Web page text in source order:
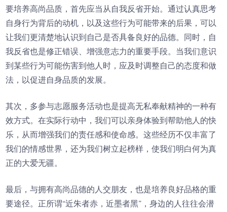
要培养高尚品质，首先应当从自我反省开始。通过认真思考
自身行为背后的动机，以及这些行为可能带来的后果，可以
让我们更清楚地认识到自己是否具备良好的品德。同时，自
我反省也是修正错误、增强意志力的重要手段。当我们意识
到某些行为可能伤害到他人时，应及时调整自己的态度和做
法，以促进自身品质的发展。
其次，多参与志愿服务活动也是提高无私奉献精神的一种有
效方式。在实际行动中，我们可以亲身体验到帮助他人的快
乐，从而增强我们的责任感和使命感。这些经历不仅丰富了
我们的情感世界，还为我们树立起榜样，使我们明白何为真
正的大爱无疆。
最后，与拥有高尚品德的人交朋友，也是培养良好品格的重
要途径。正所谓“近朱者赤，近墨者黑”，身边的人往往会潜